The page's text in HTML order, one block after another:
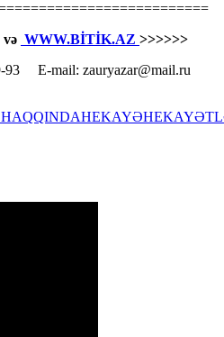
və WWW.BİTİK.AZ >>>>>>
93 E-mail: zauryazar@mail.ru
HAQQINDAHEKAYƏ